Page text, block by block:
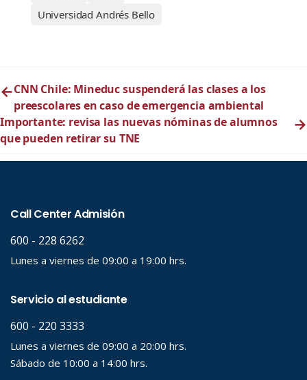
Universidad Andrés Bello
←CNN Chile: Mineduc suspenderá las clases a los
preescolares en caso de emergencia ambiental
Importante: revisa las nuevas nóminas de alumnos
que pueden retirar su TNE
→